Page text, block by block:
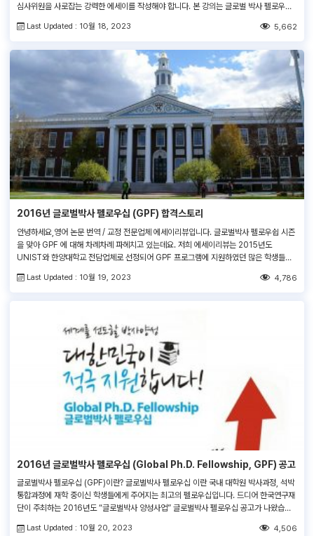
심사위원을 사로잡는 강력한 에세이를 작성해야 합니다. 본 강의는 글로벌 박사 펠로우십
를 수강하셔서 전달력 있고 자신의 강점을 드러낼 수 있는 […]
Last Updated : 10월 18, 2023 5,662
2016년 글로벌박사 펠로우십 (GPF) 합격스토리
안녕하세요,영어 논문 번역 / 교정 전문업체 에세이리뷰입니다. 글로벌박사 펠로우쉽 시즌
을 맞아 GPF 에 대해 차례차례 파헤치고 있는데요. 저희 에세이리뷰는 2015년도
UNIST와 한양대학교 전담업체로 선정되어 GPF 프로그램에 지원하였던 많은 학생들의
분들 중 한 분이신 윤희인님과 인터뷰를 하였습니다!​ Q1. 어느 학교에서 어떤 연구를 진행
Last Updated : 10월 19, 2023 4,786
2016년 글로벌박사 펠로우십 (Global Ph.D. Fellowship, GPF) 공고
글로벌박사 펠로우십 (GPF)이란? 글로벌박사 펠로우십 이란 국내 대학원 박사과정, 석박
통합과정에 재학 중이신 학생들에게 주어지는 최고의 펠로우십입니다. 드디어 한국연구재
단이 주최하는 2016년도 “글로벌박사 양성사업” 글로벌박사 펠로우십 공고가 나왔습니
(연, 1000만원 이내) + 연 2,000만원으로 매우 높으며 수혜자를 215명이나 선정하기
Last Updated : 10월 20, 2023 4,506